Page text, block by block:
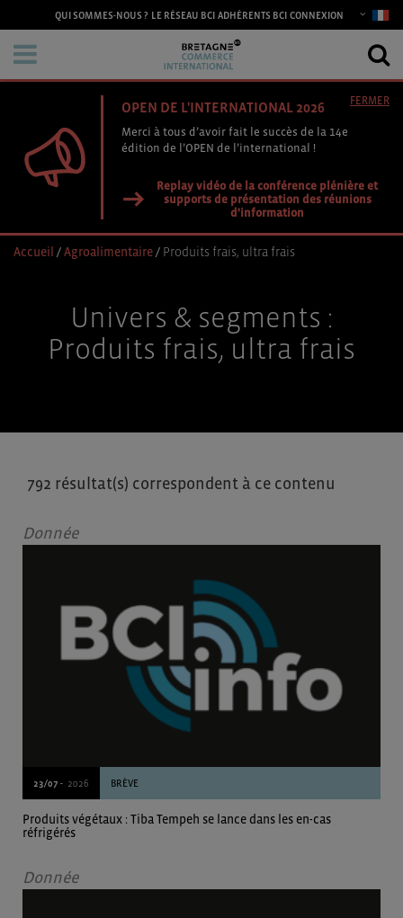
QUI SOMMES-NOUS ? LE RÉSEAU BCI ADHÉRENTS BCI CONNEXION
OPEN DE L'INTERNATIONAL 2026
Merci à tous d’avoir fait le succès de la 14e
édition de l’OPEN de l’international !
Replay vidéo de la conférence plénière et
supports de présentation des réunions
d'information
FERMER
Accueil /Agroalimentaire/ Produits frais, ultra frais
Univers & segments :
Produits frais, ultra frais
792 résultat(s) correspondent à ce contenu
Donnée
23/07 - 2026 BRÈVE
Produits végétaux : Tiba Tempeh se lance dans les en-cas
réfrigérés
Donnée